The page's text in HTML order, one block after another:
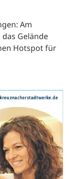
Am
Gelände
Hotspot für